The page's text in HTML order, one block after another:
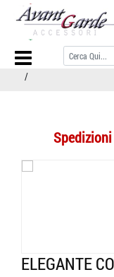
Home Page/
completo seta classe
/
ELEGANTE